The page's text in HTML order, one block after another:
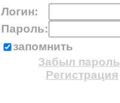
Логин:
Пароль:
запомнить
Забыл пароль
Регистрация